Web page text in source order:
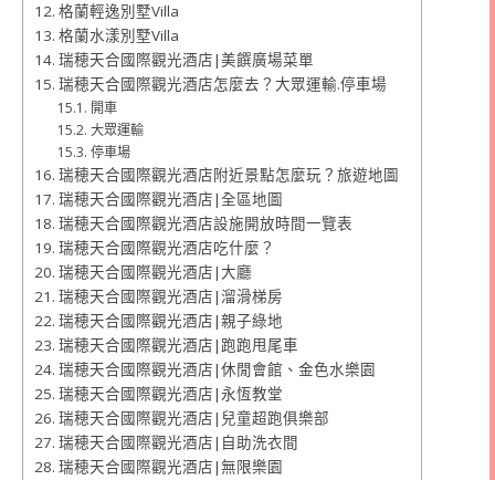
格蘭輕逸別墅Villa
格蘭水漾別墅Villa
瑞穂天合國際觀光酒店|美饌廣場菜單
瑞穂天合國際觀光酒店怎麼去？大眾運輸.停車場
開車
大眾運輸
停車場
瑞穂天合國際觀光酒店附近景點怎麼玩？旅遊地圖
瑞穂天合國際觀光酒店|全區地圖
瑞穂天合國際觀光酒店設施開放時間一覽表
瑞穂天合國際觀光酒店吃什麼？
瑞穂天合國際觀光酒店|大廳
瑞穂天合國際觀光酒店|溜滑梯房
瑞穂天合國際觀光酒店|親子綠地
瑞穂天合國際觀光酒店|跑跑甩尾車
瑞穂天合國際觀光酒店|休閒會館、金色水樂園
瑞穂天合國際觀光酒店|永恆教堂
瑞穂天合國際觀光酒店|兒童超跑俱樂部
瑞穂天合國際觀光酒店|自助洗衣間
瑞穂天合國際觀光酒店|無限樂園